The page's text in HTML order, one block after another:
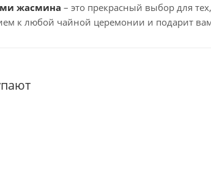
жасмина – это прекрасный выбор для
к любой чайной церемонии и подарит